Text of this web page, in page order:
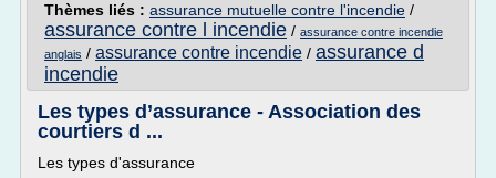
Thèmes liés : assurance mutuelle contre l'incendie /
assurance contre l incendie / assurance contre incendie
anglais / assurance contre incendie / assurance d
incendie
Les types d’assurance - Association des
courtiers d ...
Les types d'assurance